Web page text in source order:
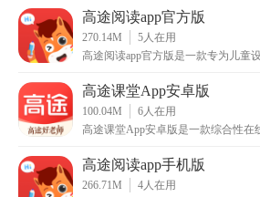
高途阅读app官方版
270.14M 5 人在用
高途阅读app官方版是一款专为儿童设
高途课堂App安卓版
100.04M 6 人在用
高途课堂App安卓版是一款综合性在
高途阅读app手机版
266.71M 4 人在用